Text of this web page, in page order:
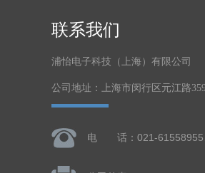
联系我们
浦怡电子科技（上海）有限公司
公司地址：上海市闵行区元江路